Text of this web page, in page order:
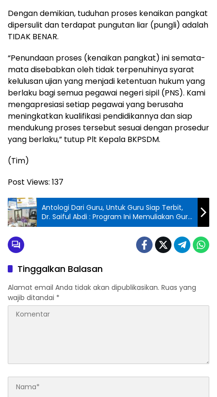
Dengan demikian, tuduhan proses kenaikan pangkat
dipersulit dan terdapat pungutan liar (pungli) adalah
TIDAK BENAR.
“Penundaan proses (kenaikan pangkat) ini semata-
mata disebabkan oleh tidak terpenuhinya syarat
kelulusan ujian yang menjadi ketentuan hukum yang
berlaku bagi semua pegawai negeri sipil (PNS). Kami
mengapresiasi setiap pegawai yang berusaha
meningkatkan kualifikasi pendidikannya dan siap
mendukung proses tersebut sesuai dengan prosedur
yang berlaku,” tutup Plt Kepala BKPSDM.
(Tim)
Post Views: 137
Antologi Dari Guru, Untuk Guru Siap Terbit,
Dr. Saiful Abdi : Program Ini Memuliakan Guru
Perempuan Sumatera Utara.
Tinggalkan Balasan
Alamat email Anda tidak akan dipublikasikan. Ruas yang
wajib ditandai *